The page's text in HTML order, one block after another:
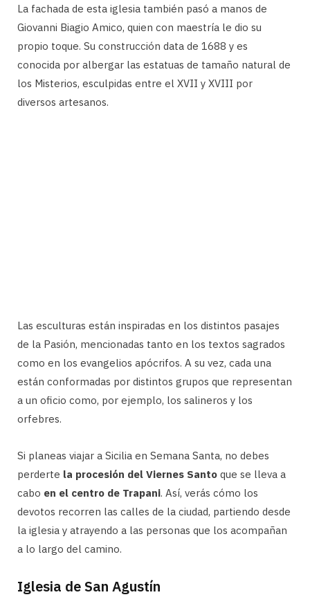
La fachada de esta iglesia también pasó a manos de
Giovanni Biagio Amico, quien con maestría le dio su
propio toque. Su construcción data de 1688 y es
conocida por albergar las estatuas de tamaño natural de
los Misterios, esculpidas entre el XVII y XVIII por
diversos artesanos.
Las esculturas están inspiradas en los distintos pasajes
de la Pasión, mencionadas tanto en los textos sagrados
como en los evangelios apócrifos. A su vez, cada una
están conformadas por distintos grupos que representan
a un oficio como, por ejemplo, los salineros y los
orfebres.
Si planeas viajar a Sicilia en Semana Santa, no debes
perderte la procesión del Viernes Santo que se lleva a
cabo en el centro de Trapani. Así, verás cómo los
devotos recorren las calles de la ciudad, partiendo desde
la iglesia y atrayendo a las personas que los acompañan
a lo largo del camino.
Iglesia de San Agustín